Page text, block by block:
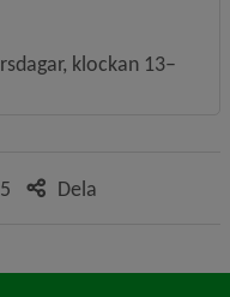
klockan 13–
Dela